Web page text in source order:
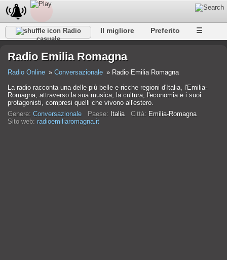
Radio
casuale
Il migliore Preferito ☰
Radio Emilia Romagna
Radio Online Conversazionale
Radio Emilia Romagna
La radio racconta una delle più belle e ricche regioni d'Italia, l'Emilia-
Romagna, attraverso la sua musica, la cultura, l'economia e i suoi
protagonisti, compresi quelli che vivono all'estero.
Genere: Conversazionale Paese: Italia Città: Emilia-Romagna
Sito web: radioemiliaromagna.it